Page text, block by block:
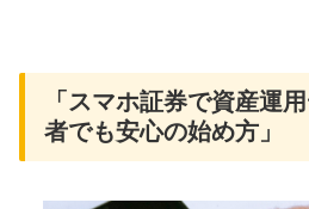
「スマホ証券で資産運
者でも安心の始め方」